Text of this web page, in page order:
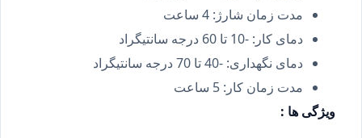
مدت زمان شارژ: 4 ساعت
دمای کار: -10 تا 60 درجه سانتیگراد
دمای نگهداری: -40 تا 70 درجه سانتیگراد
مدت زمان کار: 5 ساعت
ویژگی ها :